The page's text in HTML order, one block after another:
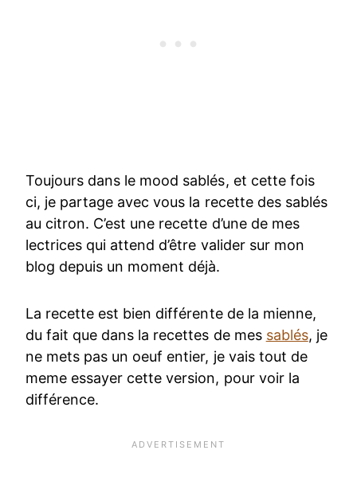
Toujours dans le mood sablés, et cette fois
ci, je partage avec vous la recette des sablés
au citron. C’est une recette d’une de mes
lectrices qui attend d’être valider sur mon
blog depuis un moment déjà.
La recette est bien différente de la mienne,
du fait que dans la recettes de mes sablés, je
ne mets pas un oeuf entier, je vais tout de
meme essayer cette version, pour voir la
différence.